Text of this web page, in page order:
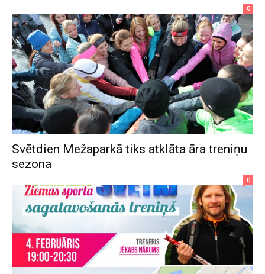
0
Svētdien Mežaparkā tiks atklāta āra treniņu
sezona
0